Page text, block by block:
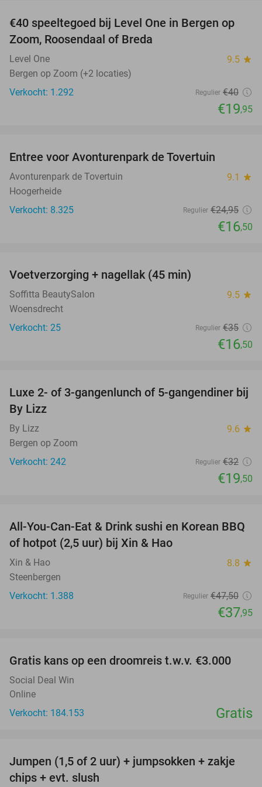
50%
€40 speeltegoed bij Level One in Bergen op
Zoom, Roosendaal of Breda
Level One 9.5 star
Bergen op Zoom (+2 locaties)
Verkocht: 1.292
Regulier €40
€19,95
Entree voor Avonturenpark de Tovertuin
Avonturenpark de Tovertuin 9.1 star
Hoogerheide
Verkocht: 8.325
Regulier €24,95
€16,50
Voetverzorging + nagellak (45 min)
Soffitta BeautySalon 9.5 star
Woensdrecht
Verkocht: 25
Regulier €35
€16,50
39%
Luxe 2- of 3-gangenlunch of 5-gangendiner bij
By Lizz
By Lizz 9.6 star
Bergen op Zoom
Verkocht: 242
Regulier €32
€19,50
20%
All-You-Can-Eat & Drink sushi en Korean BBQ
of hotpot (2,5 uur) bij Xin & Hao
Xin & Hao 8.8 star
Steenbergen
Verkocht: 1.388
Regulier €47,50
€37,95
Gratis kans op een droomreis t.w.v. €3.000
Social Deal Win
Online
Verkocht: 184.153
Gratis
48%
Jumpen (1,5 of 2 uur) + jumpsokken + zakje
chips + evt. slush